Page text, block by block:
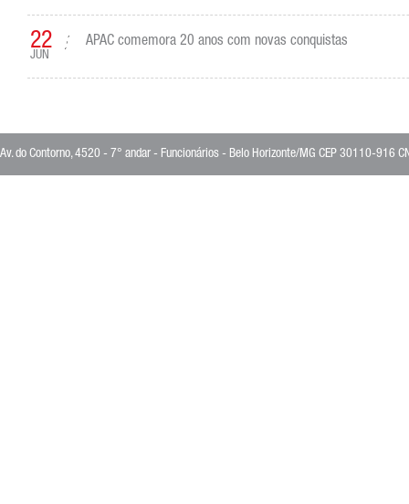
22
JUN
APAC comemora 20 anos com novas conquistas
Av. do Contorno, 4520 - 7° andar - Funcionários - Belo Horizonte/MG CEP 30110-